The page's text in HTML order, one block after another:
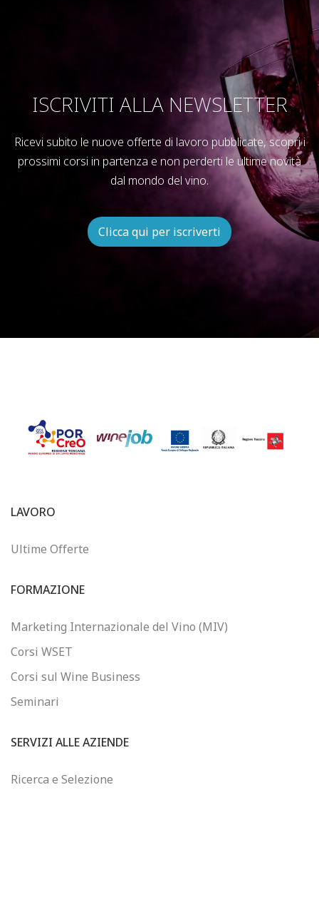
ISCRIVITI ALLA NEWSLETTER
Ricevi subito le nuove offerte di lavoro pubblicate, scopri i
prossimi corsi in partenza e non perderti le ultime novità
dal mondo del vino.
Clicca qui per iscriverti
LAVORO
Ultime Offerte
FORMAZIONE
Marketing Internazionale del Vino (MIV)
Corsi WSET
Corsi sul Wine Business
Seminari
SERVIZI ALLE AZIENDE
Ricerca e Selezione